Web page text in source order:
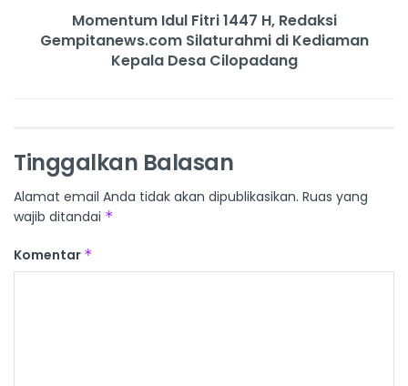
Momentum Idul Fitri 1447 H, Redaksi
Gempitanews.com Silaturahmi di Kediaman
Kepala Desa Cilopadang
Tinggalkan Balasan
Alamat email Anda tidak akan dipublikasikan. Ruas yang
wajib ditandai *
Komentar *